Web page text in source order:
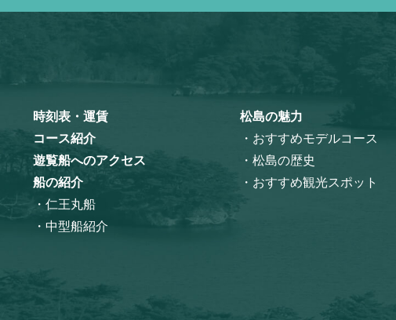
時刻表・運賃
コース紹介
遊覧船へのアクセス
船の紹介
・仁王丸船
・中型船紹介
松島の魅力
・おすすめモデルコース
・松島の歴史
・おすすめ観光スポット